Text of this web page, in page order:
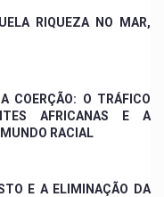
RIQUEZA NO MAR,
COERÇÃO: O TRÁFICO
AFRICANAS E A
RACIAL
E A ELIMINAÇÃO DA